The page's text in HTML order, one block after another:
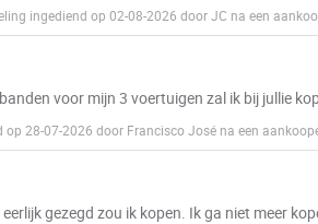
ingediend op 02-08-2026 door JC na een
voor mijn 3 voertuigen zal ik bij jullie
28-07-2026 door Francisco José na een
gezegd zou ik kopen. Ik ga niet meer